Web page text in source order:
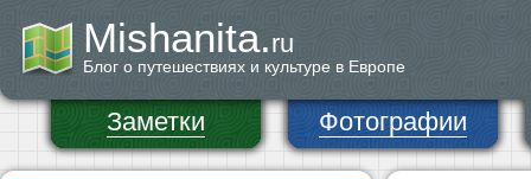
Mishanita.ru
Блог о путешествиях и культуре в Европе
Заметки Фотографии